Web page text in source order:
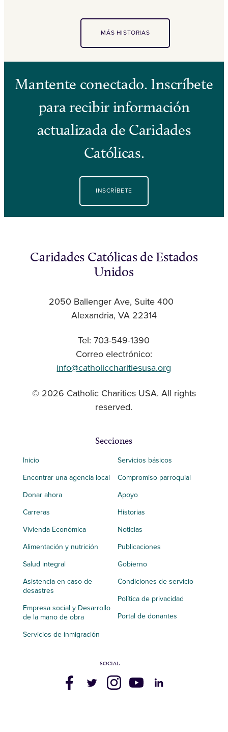
MÁS HISTORIAS
Mantente conectado. Inscríbete
para recibir información
actualizada de Caridades
Católicas.
INSCRÍBETE
Caridades Católicas de Estados
Unidos
2050 Ballenger Ave, Suite 400
Alexandria, VA 22314
Tel: 703-549-1390
Correo electrónico:
info@catholiccharitiesusa.org
© 2026 Catholic Charities USA. All rights
reserved.
Secciones
Inicio
Encontrar una agencia local
Donar ahora
Carreras
Vivienda Económica
Alimentación y nutrición
Salud integral
Asistencia en caso de
desastres
Empresa social y Desarrollo
de la mano de obra
Servicios de inmigración
Servicios básicos
Compromiso parroquial
Apoyo
Historias
Noticias
Publicaciones
Gobierno
Condiciones de servicio
Política de privacidad
Portal de donantes
SOCIAL